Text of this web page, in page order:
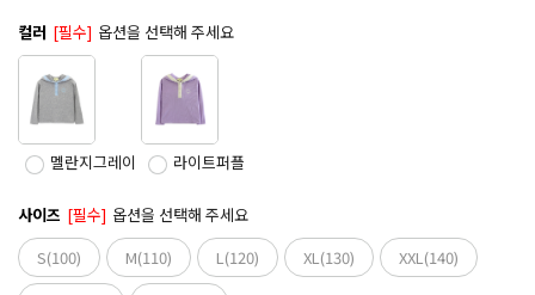
컬러 [필수] 옵션을 선택해 주세요
멜란지그레이 라이트퍼플
사이즈 [필수] 옵션을 선택해 주세요
S(100)
M(110) L(120) XL(130)
XXL(140)